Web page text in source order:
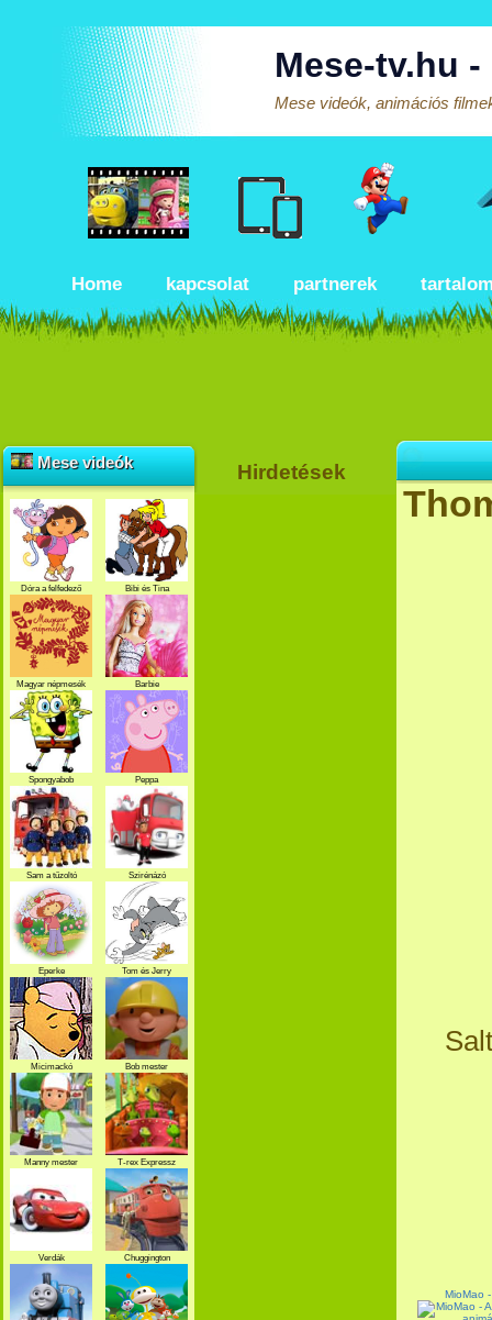
Mese-tv.hu
Mese videók, animációs
Home kapcsolat partnerek
MioMao
Mese videók
Dóra a felfedező Bibi és Tina
Magyar népmesék Barbie
Spongyabob Peppa
Sam a tűzoltó
Szirénázó
szupercsapat
Eperke Tom és Jerry
Micimackó Bob mester
Manny mester T-rex Expressz
Verdák Chuggington
Hirdetések